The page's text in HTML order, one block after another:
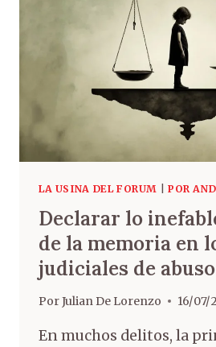
LA USINA DEL FORUM POR
Declarar lo
de la memoria en
judiciales de
PorJulian De Lorenzo 16/07/
En muchos delitos, la